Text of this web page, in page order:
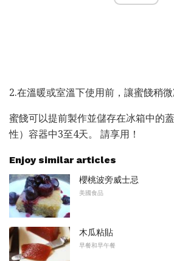
2.在溫暖或室溫下使用前，​​讓蜜餞稍微
蜜餞可以提前製作並儲存在冰箱中的
性）容器中3至4天。 請享用！
Enjoy similar articles
櫻桃波旁威士忌
美國食品
木瓜粘貼
早餐和早午餐